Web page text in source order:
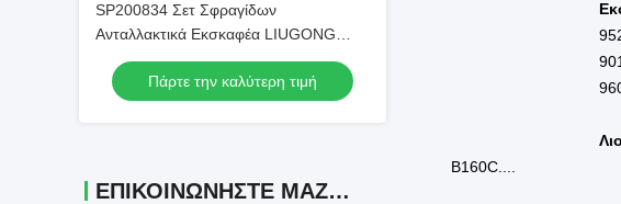
SP200834 Σετ Σφραγίδων
Ανταλλακτικά Εκσκαφέα LIUGONG
CLG922E
Πάρτε την καλύτερη τιμή
ΕΠΙΚΟΙΝΩΝΉΣΤΕ ΜΑΖΊ ΜΑΣ